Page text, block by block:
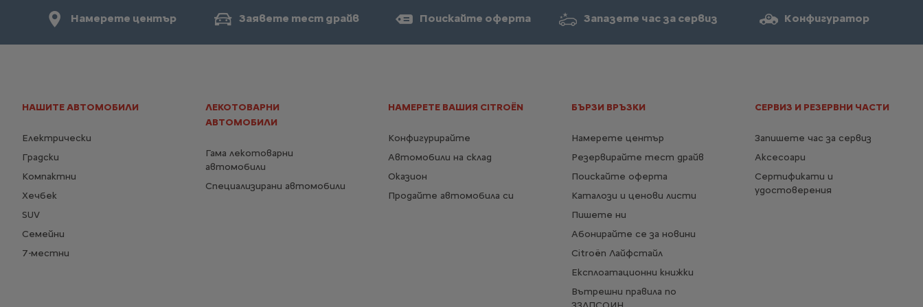
Намерете център Заявете тест драйв Поискайте оферта Запазете час за сервиз Конфигуратор
НАШИТЕ АВТОМОБИЛИ
Електрически
Градски
Компактни
Хечбек
SUV
Семейни
7-местни
ЛЕКОТОВАРНИ
АВТОМОБИЛИ
Гама лекотоварни
автомобили
Специализирани автомобили
НАМЕРЕТЕ ВАШИЯ CITROËN
Конфигурирайте
Автомобили на склад
Оказион
Продайте автомобила си
БЪРЗИ ВРЪЗКИ
Намерете център
Резервирайте тест драйв
Поискайте оферта
Каталози и ценови листи
Пишете ни
Абонирайте се за новини
Citroën Лайфстайл
Експлоатационни книжки
Вътрешни правила по
СЕРВИЗ И РЕЗЕРВНИ ЧАСТИ
Запишете час за сервиз
Аксесоари
Сертификати и
удостоверения